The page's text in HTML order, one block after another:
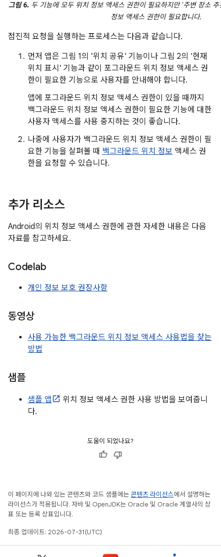
그림 6. 두 기능에 모두 위치 정보 액세스 권한이 필요하지만 '주변 장소
정보 액세스 권한이 필요합니다.
점진적 요청을 실행하는 프로세스는 다음과 같습니다.
먼저 앱은 그림 1의 '위치 공유' 기능이나 그림 2의 '현재
위치 표시' 기능과 같이 포그라운드 위치 정보 액세스 권
한이 필요한 기능으로 사용자를 안내해야 합니다.
앱에 포그라운드 위치 정보 액세스 권한이 있을 때까지
백그라운드 위치 정보 액세스 권한이 필요한 기능에 대한
사용자 액세스를 사용 중지하는 것이 좋습니다.
나중에 사용자가 백그라운드 위치 정보 액세스 권한이 필
요한 기능을 살펴볼 때 백그라운드 위치 정보 액세스 권
한을 요청할 수 있습니다.
추가 리소스
Android의 위치 정보 액세스 권한에 관한 자세한 내용은 다음
자료를 참고하세요.
Codelab
개인 정보 보호 권장사항
동영상
사용 가능한 백그라운드 위치 정보 액세스 사용법을 찾는
방법
샘플
샘플 앱
위치 정보 액세스 권한 사용 방법을 보여줍니
다.
도움이 되었나요?
이 페이지에 나와 있는 콘텐츠와 코드 샘플에는 콘텐츠 라이선스에서 설명하는
라이선스가 적용됩니다. 자바 및 OpenJDK는 Oracle 및 Oracle 계열사의 상
표 또는 등록 상표입니다.
최종 업데이트: 2026-07-31(UTC)